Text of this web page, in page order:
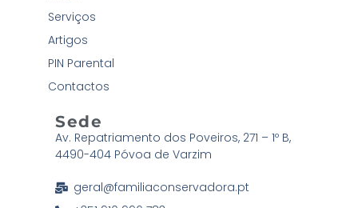
Serviços
Artigos
PIN Parental
Contactos
Sede
Av. Repatriamento dos Poveiros, 271 – 1º B,
4490-404 Póvoa de Varzim
geral@familiaconservadora.pt